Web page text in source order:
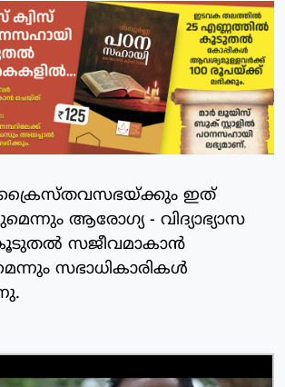
ക്രൈസ്തവസഭയ്ക്കും ഇത്
ആരോഗ്യ - വിദ്യാഭ്യാസ
സജീവമാകാന്‍
സഭാധികാരികള്‍